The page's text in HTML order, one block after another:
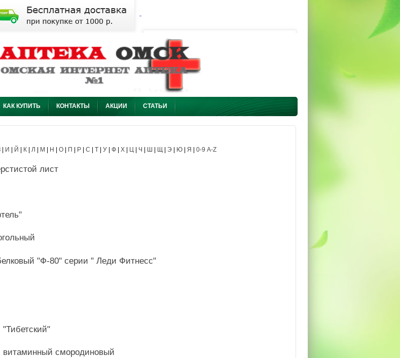
КАК КУПИТЬ КОНТАКТЫ АКЦИИ СТАТЬИ
И Й К Л М Н О П Р С Т У Ф Х Ц Ч Ш Щ Э Ю Я 0-9 A-Z
лист
"Ф-80" серии " Леди Фитнесс"
витаминный смородиновый